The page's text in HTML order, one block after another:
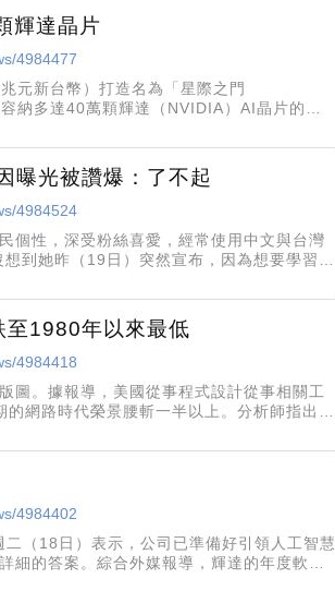
輝達晶片
4984477
元新台幣）打造名為「星際之門
納多達40萬顆輝達（NVIDIA）AI晶片的空
曝光被讚爆：了不起
4984524
個性，深受粉絲喜愛，經常使用中文與台灣
到她昨（19日）突然宣布，因為想要學習中
至1980年以來最低
4984418
圖。據報導，美國從事程式設計從事相關工
網路時代榮景腰斬一半以上。分析師指出，
4984402
（18日）表示，公司已準備好引領人工智慧
細的答案。綜合外媒報導，輝達的年度軟體